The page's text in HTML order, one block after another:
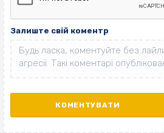
Залиште свій коментр